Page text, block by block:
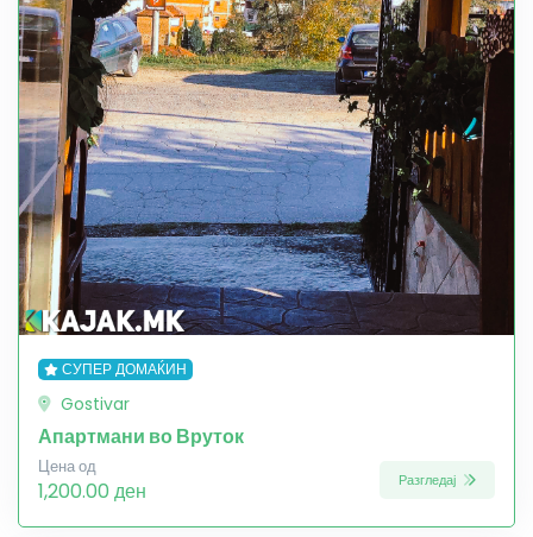
СУПЕР ДОМАЌИН
Gostivar
Апартмани во Вруток
Цена од
1,200.00 ден Разгледај